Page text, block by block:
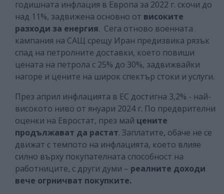
годишната инфлация в Европа за 2022 г. скочи до
над 11%, задвижена основно от високите
разходи за енергия. Сега отново военната
кампания на САЩ срещу Иран предизвика рязък
спад на петролните доставки, което повиши
цената на петрола с 25% до 30%, задвижвайки
нагоре и цените на широк спектър стоки и услуги.
През април инфлацията в ЕС достигна 3,2% - най-
високото ниво от януари 2024 г. По предврителни
оценки на Евростат, през май цените
продължават да растат. Заплатите, обаче не се
движат с темпото на инфлацията, което влияе
силно върху покупателната способност на
работниците, с други думи – реалните доходи
вече огрничват покупките.